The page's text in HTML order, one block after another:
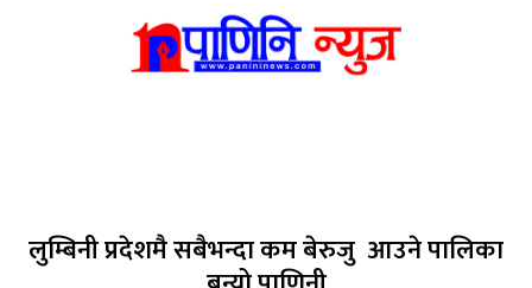
लुम्बिनी प्रदेशमै सबैभन्दा कम बेरुजु आउने पालिका